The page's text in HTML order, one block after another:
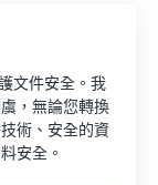
文件安全。我
，無論您轉換
術、安全的資
安全。